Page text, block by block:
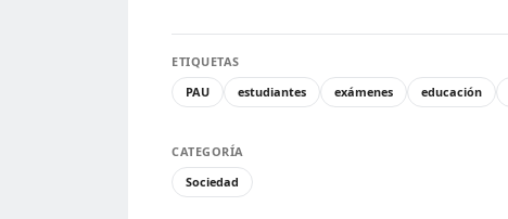
ETIQUETAS
PAU
estudiantes exámenes educación
CATEGORÍA
Sociedad